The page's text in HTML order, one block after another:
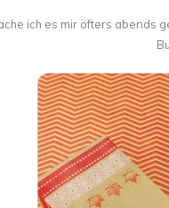
ich es mir öfters abends